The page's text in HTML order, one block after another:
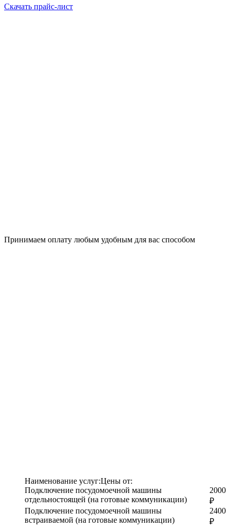
Скачать прайс-лист
Принимаем оплату любым удобным для вас способом
Наименование услуг:Цены от:
Подключение посудомоечной машины
отдельностоящей (на готовые коммуникации)
2000
₽
Подключение посудомоечной машины
встраиваемой (на готовые коммуникации)
2400
₽